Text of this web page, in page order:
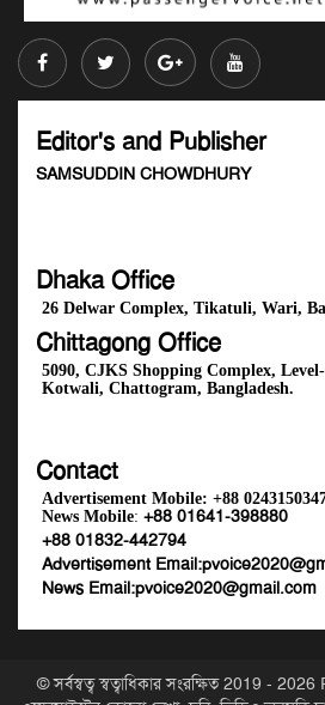
Editor's and Publisher
SAMSUDDIN CHOWDHURY
Dhaka Office
26 Delwar Complex, Tikatuli, Wari,
Chittagong Office
5090, CJKS Shopping Complex,
Kotwali, Chattogram, Bangladesh.
Contact
Advertisement Mobile: +88
News Mobile: +88 01641-398880
+88 01832-442794
Advertisement Email:
News Email:pvoice2020@gmail.com
© সর্বস্বত্ব স্বত্বাধিকার সংরক্ষিত 2019 - 2026